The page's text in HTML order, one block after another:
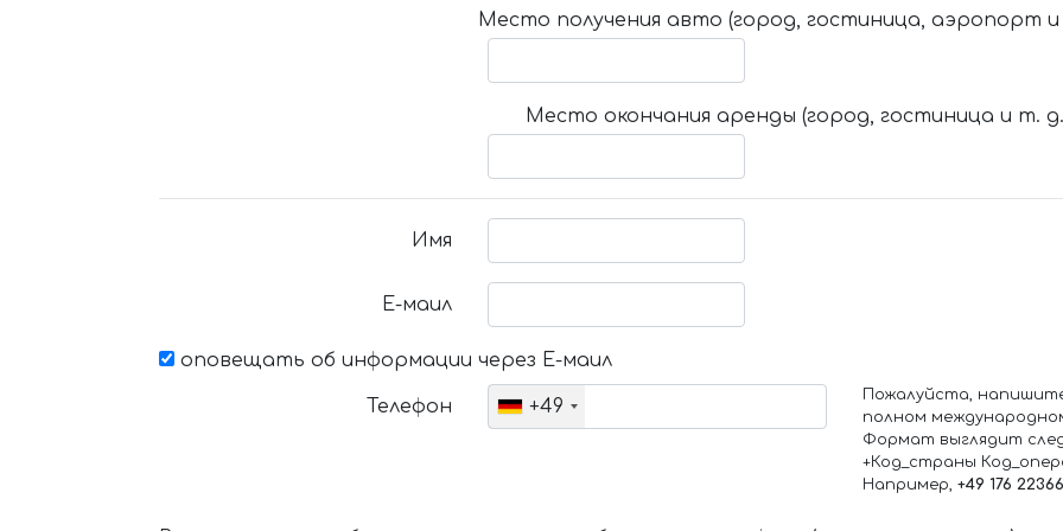
Место получения авто (город, гостиница, аэропорт и
Место окончания аренды (город, гостиница и т.
Имя
Е-маил
оповещать об информации через Е-маил
Телефон +49
Пожалуйста,
полном
Формат выглядит
+Код_страны
Например, +49 176